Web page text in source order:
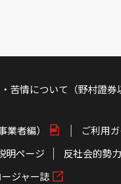
苦情について（野村證券
者編） ご利用
明ページ 反社会的勢
ジャー誌